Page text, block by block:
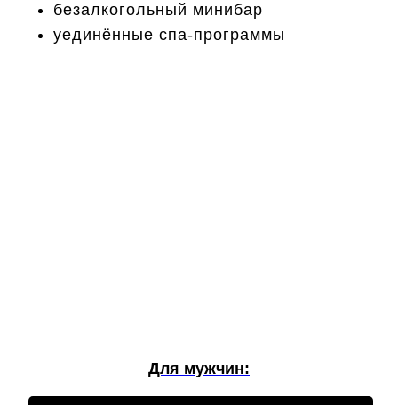
безалкогольный минибар
уединённые спа-программы
Для мужчин: